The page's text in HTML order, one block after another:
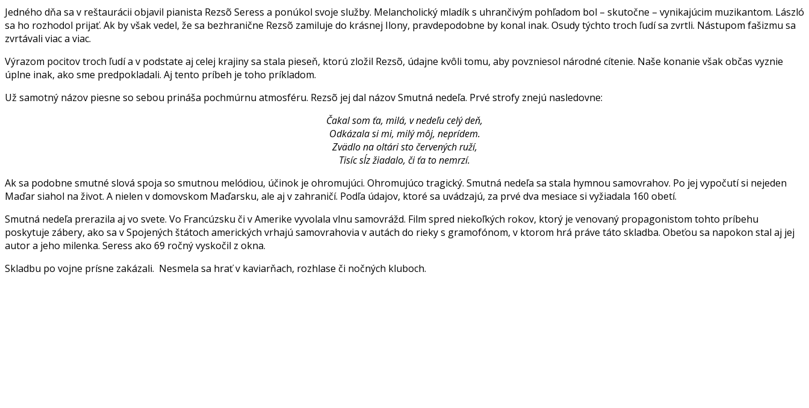
Jedného dňa sa v reštaurácii objavil pianista Rezsõ Seress a ponúkol svoje služby. Melancholický mladík s uhrančivým pohľadom bol – skutočne – vynikajúcim muzikantom. László
sa ho rozhodol prijať. Ak by však vedel, že sa bezhranične Rezsõ zamiluje do krásnej Ilony, pravdepodobne by konal inak. Osudy týchto troch ľudí sa zvrtli. Nástupom fašizmu sa
zvrtávali viac a viac.
Výrazom pocitov troch ľudí a v podstate aj celej krajiny sa stala pieseň, ktorú zložil Rezsõ, údajne kvôli tomu, aby povzniesol národné cítenie. Naše konanie však občas vyznie
úplne inak, ako sme predpokladali. Aj tento príbeh je toho príkladom.
Už samotný názov piesne so sebou prináša pochmúrnu atmosféru. Rezsõ jej dal názov Smutná nedeľa. Prvé strofy znejú nasledovne:
Čakal som ťa, milá, v nedeľu celý deň,
Odkázala si mi, milý môj, neprídem.
Zvädlo na oltári sto červených ruží,
Tisíc sĺz žiadalo, či ťa to nemrzí.
Ak sa podobne smutné slová spoja so smutnou melódiou, účinok je ohromujúci. Ohromujúco tragický. Smutná nedeľa sa stala hymnou samovrahov. Po jej vypočutí si nejeden
Maďar siahol na život. A nielen v domovskom Maďarsku, ale aj v zahraničí. Podľa údajov, ktoré sa uvádzajú, za prvé dva mesiace si vyžiadala 160 obetí.
Smutná nedeľa prerazila aj vo svete. Vo Francúzsku či v Amerike vyvolala vlnu samovrážd. Film spred niekoľkých rokov, ktorý je venovaný propagonistom tohto príbehu
poskytuje zábery, ako sa v Spojených štátoch amerických vrhajú samovrahovia v autách do rieky s gramofónom, v ktorom hrá práve táto skladba. Obeťou sa napokon stal aj jej
autor a jeho milenka. Seress ako 69 ročný vyskočil z okna.
Skladbu po vojne prísne zakázali. Nesmela sa hrať v kaviarňach, rozhlase či nočných kluboch.